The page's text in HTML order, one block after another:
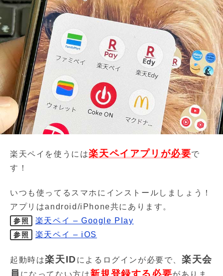
楽天ペイを使うには楽天ペイアプリが必要で
す！
いつも使ってるスマホにインストールしましょう！
アプリはandroid/iPhone共にあります。
参照 楽天ペイ – Google Play
参照 楽天ペイ – iOS
起動時は楽天ID によるログインが必要で、楽天会
員
新規登録する必要